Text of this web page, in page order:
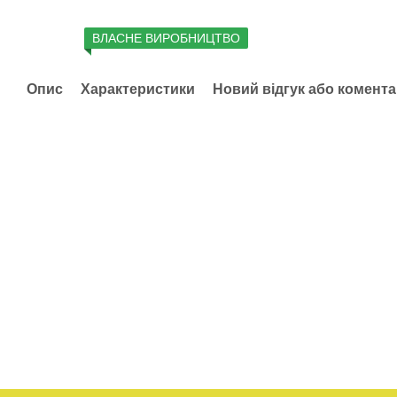
ВЛАСНЕ ВИРОБНИЦТВО
Опис Характеристики Новий відгук або